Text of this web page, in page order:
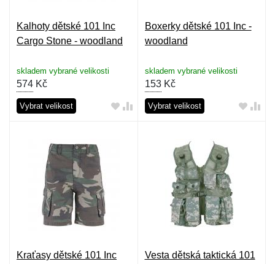
Kalhoty dětské 101 Inc
Cargo Stone - woodland
skladem vybrané velikosti
574 Kč
Vybrat velikost
Boxerky dětské 101 Inc -
woodland
skladem vybrané velikosti
153Kč
Vybrat velikost
Kraťasy dětské 101 Inc
Vesta dětská taktická 101